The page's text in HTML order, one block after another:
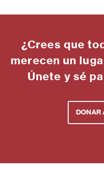
¿Crees que
merecen un
Únete y sé
DONAR